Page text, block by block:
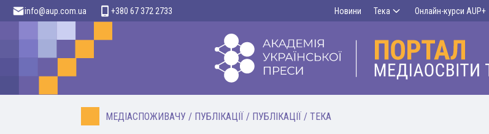
info@aup.com.ua +380 67 372 2733 Новини Тека Онлайн-курси AUP+
МЕДІАСПОЖИВАЧУ / ПУБЛІКАЦІЇ / ПУБЛІКАЦІЇ / ТЕКА